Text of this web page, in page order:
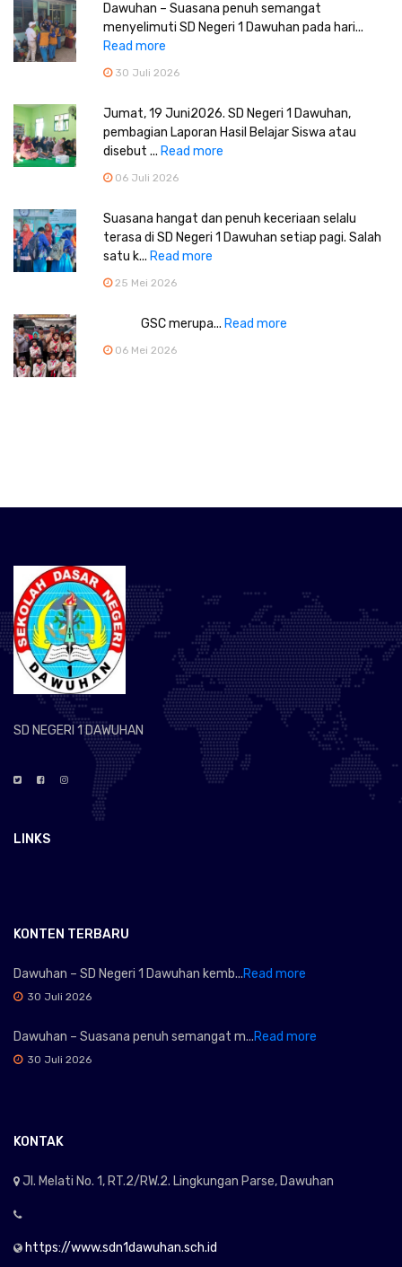
Dawuhan – Suasana penuh semangat
menyelimuti SD Negeri 1 Dawuhan pada hari...
Read more
30 Juli 2026
Jumat, 19 Juni2026. SD Negeri 1 Dawuhan,
pembagian Laporan Hasil Belajar Siswa atau
disebut ... Read more
06 Juli 2026
Suasana hangat dan penuh keceriaan selalu
terasa di SD Negeri 1 Dawuhan setiap pagi. Salah
satu k... Read more
25 Mei 2026
GSC merupa... Read more
06 Mei 2026
SD NEGERI 1 DAWUHAN
LINKS
KONTEN TERBARU
Dawuhan – SD Negeri 1 Dawuhan kemb...Read more
30 Juli 2026
Dawuhan – Suasana penuh semangat m...Read more
30 Juli 2026
KONTAK
Jl. Melati No. 1, RT.2/RW.2. Lingkungan Parse, Dawuhan
https://www.sdn1dawuhan.sch.id